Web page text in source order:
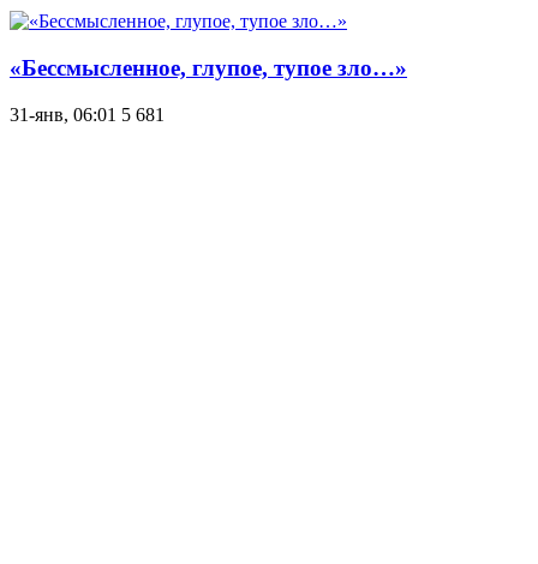
«Бессмысленное, глупое, тупое зло…»
31-янв, 06:01 5 681